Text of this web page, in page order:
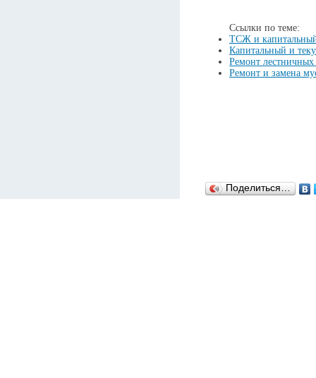
Ссылки по теме:
ТСЖ и
Капитальный и
Ремонт
Ремонт и замена
Поделиться…